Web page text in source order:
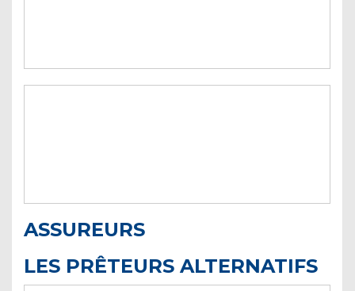
ASSUREURS
LES PRÊTEURS ALTERNATIFS